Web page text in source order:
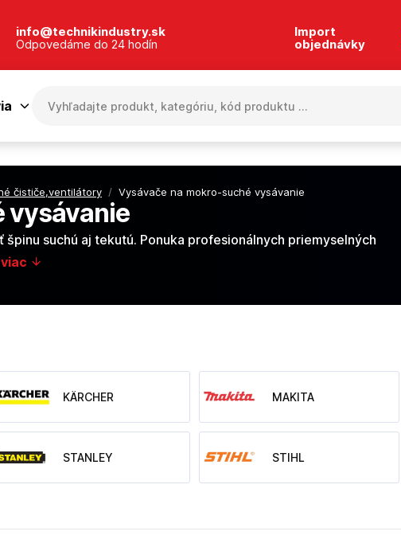
info@technikindustry.sk
Odpovedáme do 24 hodín
Import
objednávky
čističe,ventilátory / Vysávače na mokro-suché vysávanie
vysávanie
suchú aj tekutú. Ponuka profesionálnych priemyselných
KÄRCHER MAKITA
STANLEY STIHL